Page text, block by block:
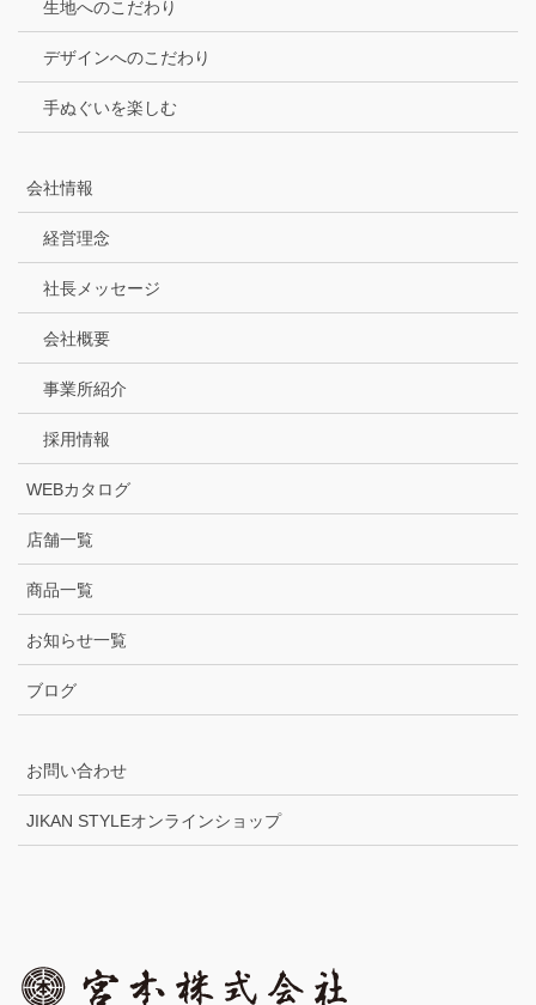
生地へのこだわり
デザインへのこだわり
手ぬぐいを楽しむ
会社情報
経営理念
社長メッセージ
会社概要
事業所紹介
採用情報
WEBカタログ
店舗一覧
商品一覧
お知らせ一覧
ブログ
お問い合わせ
JIKAN STYLEオンラインショップ